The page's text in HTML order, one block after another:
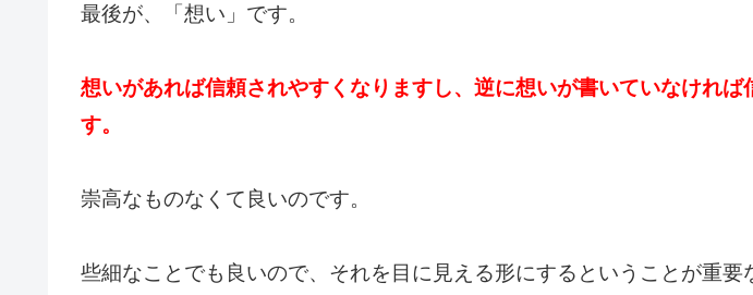
最後が、「想い」です。
想いがあれば信頼されやすくなりますし、逆に想いが書いていなければ
す。
崇高なものなくて良いのです。
些細なことでも良いので、それを目に見える形にするということが重要